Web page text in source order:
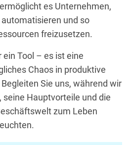
es Unternehmen,
und so
freizusetzen.
ein Tool – es ist eine
Chaos in produktive
Sie uns, während wir
seine Hauptvorteile und die
zum Leben